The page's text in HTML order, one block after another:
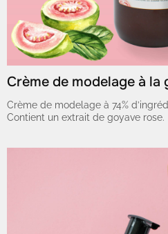
Crème de modelage à la
Crème de modelage à 74%
Contient un extrait de goyave rose.